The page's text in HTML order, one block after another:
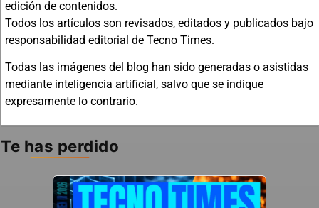
edición de contenidos.
Todos los artículos son revisados, editados y publicados bajo
responsabilidad editorial de Tecno Times.
Todas las imágenes del blog han sido generadas o asistidas
mediante inteligencia artificial, salvo que se indique
expresamente lo contrario.
Te has perdido